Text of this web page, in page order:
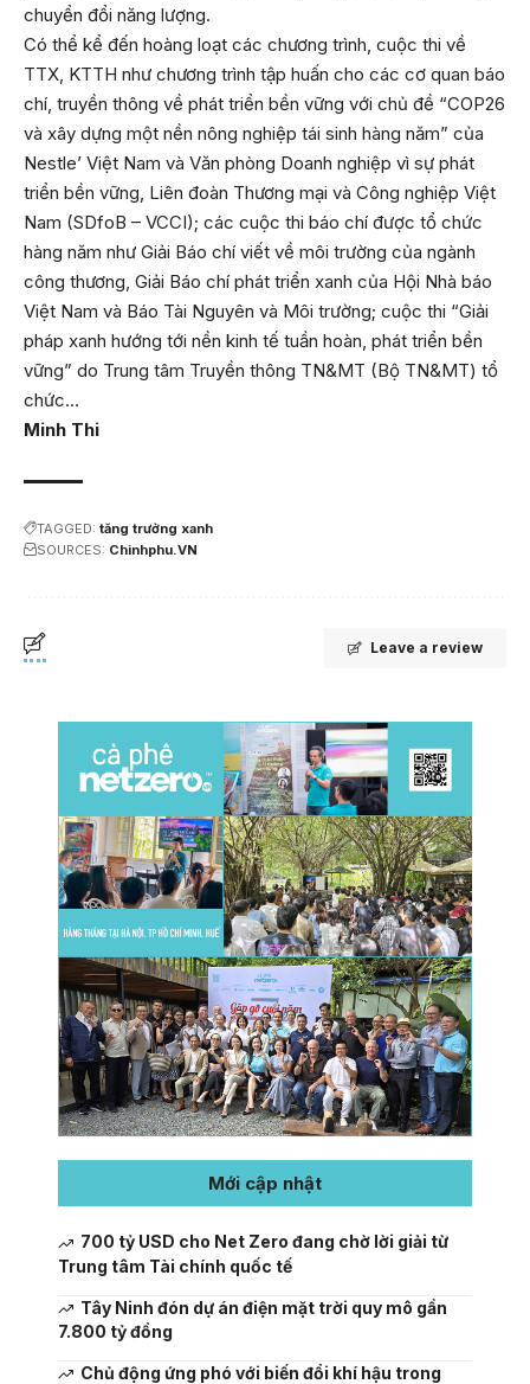
chuyển đổi năng lượng.
Có thể kể đến hoàng loạt các chương trình, cuộc thi về
TTX, KTTH như chương trình tập huấn cho các cơ quan báo
chí, truyền thông về phát triển bền vững với chủ đề “COP26
và xây dựng một nền nông nghiệp tái sinh hàng năm” của
Nestle’ Việt Nam và Văn phòng Doanh nghiệp vì sự phát
triển bền vững, Liên đoàn Thương mại và Công nghiệp Việt
Nam (SDfoB – VCCI); các cuộc thi báo chí được tổ chức
hàng năm như Giải Báo chí viết về môi trường của ngành
công thương, Giải Báo chí phát triển xanh của Hội Nhà báo
Việt Nam và Báo Tài Nguyên và Môi trường; cuộc thi “Giải
pháp xanh hướng tới nền kinh tế tuần hoàn, phát triển bền
vững” do Trung tâm Truyền thông TN&MT (Bộ TN&MT) tổ
chức…
Minh Thi
TAGGED: tăng trưởng xanh
SOURCES: Chinhphu.VN
Leave a review
Mới cập nhật
700 tỷ USD cho Net Zero đang chờ lời giải từ
Trung tâm Tài chính quốc tế
Tây Ninh đón dự án điện mặt trời quy mô gần
7.800 tỷ đồng
Chủ động ứng phó với biến đổi khí hậu trong